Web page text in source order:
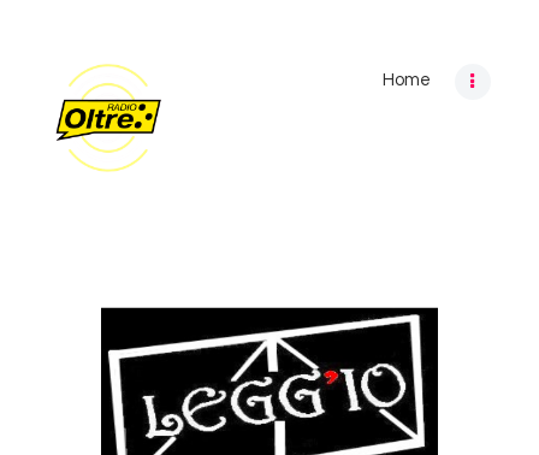
Home
Home
Contatti
Privacy Policy